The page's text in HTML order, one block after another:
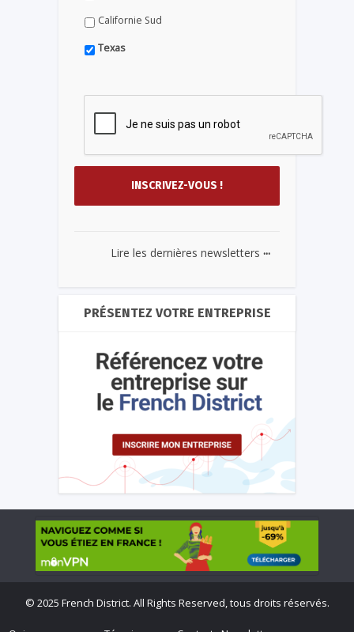
Californie Sud
Texas
Lire les dernières newsletters ...
PRÉSENTEZ VOTRE ENTREPRISE
© 2025 French District. All Rights Reserved, tous droits réservés.